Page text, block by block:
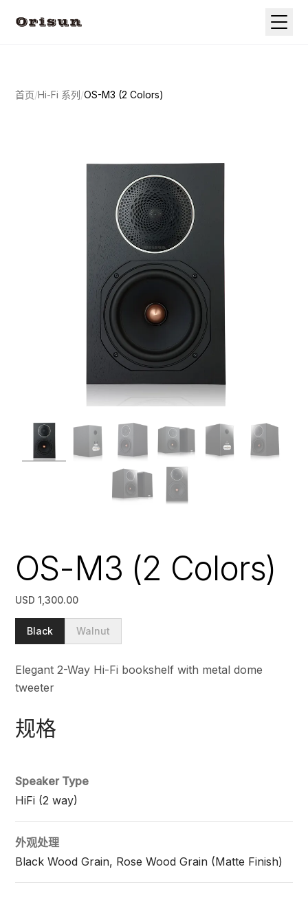
首页/Hi-Fi 系列/OS-M3 (2 Colors)
OS-M3 (2 Colors)
USD 1,300.00
Black Walnut
Elegant 2-Way Hi-Fi bookshelf with metal dome
tweeter
规格
Speaker Type
HiFi (2 way)
外观处理
Black Wood Grain, Rose Wood Grain (Matte Finish)